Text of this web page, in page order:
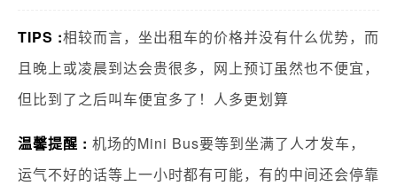
TIPS :相较而言，坐出租车的价格并没有什么优势，而
且晚上或凌晨到达会贵很多，网上预订虽然也不便宜，
但比到了之后叫车便宜多了！人多更划算
温馨提醒 : 机场的Mini Bus要等到坐满了人才发车，
运气不好的话等上一小时都有可能，有的中间还会停靠